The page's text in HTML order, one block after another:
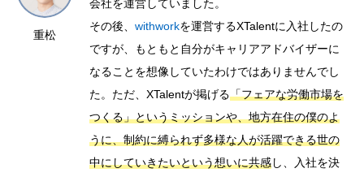
重松
会社を運営していました。
その後、 withworkを運営するXTalentに入社したの
ですが、もともと自分がキャリアアドバイザーに
なることを想像していたわけではありませんでし
た。ただ、XTalentが掲げる「フェアな労働市場を
つくる」というミッションや、地方在住の僕のよ
うに、制約に縛られず多様な人が活躍できる世の
中にしていきたいという想いに共感し、入社を決